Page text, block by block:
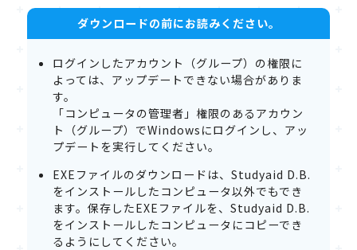
ダウンロードの前にお読みください。
ログインしたアカウント（グループ）の権限に
よっては、アップデートできない場合がありま
す。
「コンピュータの管理者」権限のあるアカウン
ト（グループ）でWindowsにログインし、アッ
プデートを実行してください。
EXEファイルのダウンロードは、Studyaid D.B.
をインストールしたコンピュータ以外でもでき
ます。保存したEXEファイルを、Studyaid D.B.
をインストールしたコンピュータにコピーでき
るようにしてください。